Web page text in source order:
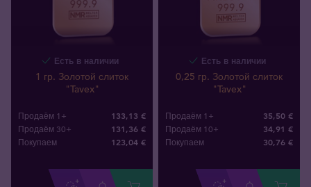
Есть в наличии
1 гр. Золотой слиток
"Tavex"
Продаём 1+ 133,13 €
Продаём 30+ 131,36 €
Покупаем 123,04 €
Есть в наличии
0,25 гр. Золотой слиток
"Tavex"
Продаём 1+ 35,50 €
Продаём 10+ 34,91 €
Покупаем 30,76 €